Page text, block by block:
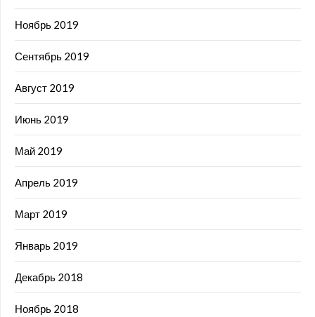
Ноябрь 2019
Сентябрь 2019
Август 2019
Июнь 2019
Май 2019
Апрель 2019
Март 2019
Январь 2019
Декабрь 2018
Ноябрь 2018